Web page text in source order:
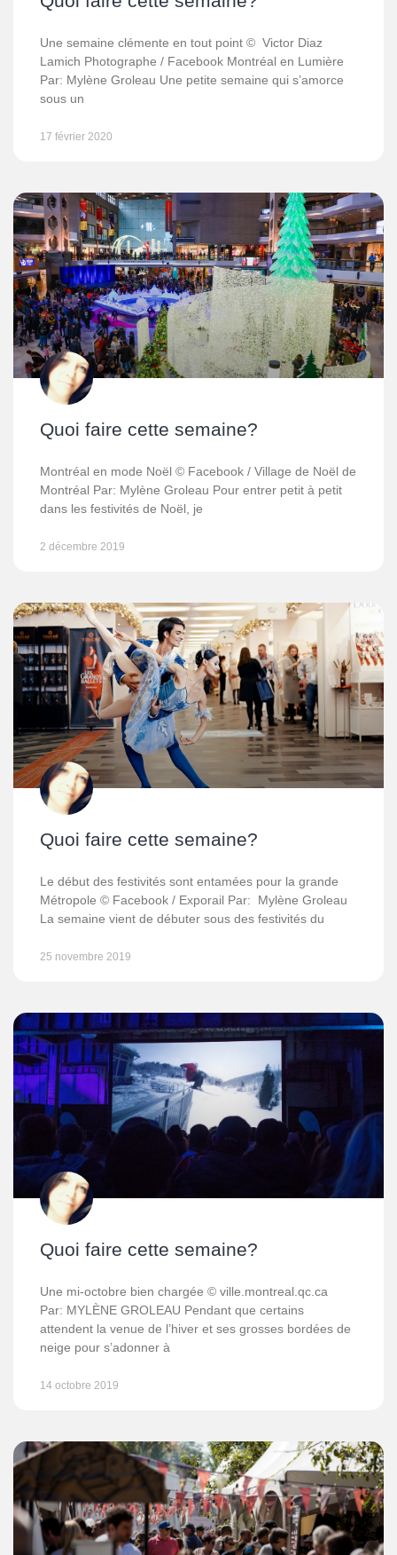
Une semaine clémente en tout point © Victor Diaz
Lamich Photographe / Facebook Montréal en Lumière
Par: Mylène Groleau Une petite semaine qui s’amorce
sous un
17 février 2020
Quoi faire cette semaine?
Montréal en mode Noël © Facebook / Village de Noël de
Montréal Par: Mylène Groleau Pour entrer petit à petit
dans les festivités de Noël, je
2 décembre 2019
Quoi faire cette semaine?
Le début des festivités sont entamées pour la grande
Métropole © Facebook / Exporail Par: Mylène Groleau
La semaine vient de débuter sous des festivités du
25 novembre 2019
Quoi faire cette semaine?
Une mi-octobre bien chargée © ville.montreal.qc.ca
Par: MYLÈNE GROLEAU Pendant que certains
attendent la venue de l’hiver et ses grosses bordées de
neige pour s’adonner à
14 octobre 2019